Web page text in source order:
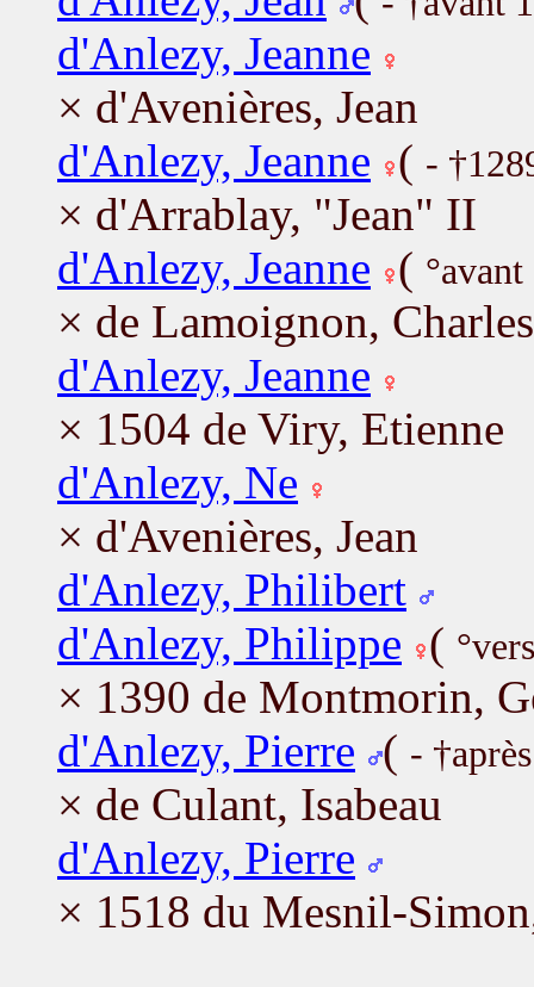
d'Anlezy, Jeanne
× d'Avenières, Jean
d'Anlezy, Jeanne ( -
× d'Arrablay, "Jean" II
d'Anlezy, Jeanne (
× de Lamoignon, Charles
d'Anlezy, Jeanne
× 1504 de Viry, Etienne
d'Anlezy, Ne
× d'Avenières, Jean
d'Anlezy, Philibert
d'Anlezy, Philippe (
× 1390 de Montmorin,
d'Anlezy, Pierre ( -
× de Culant, Isabeau
d'Anlezy, Pierre
× 1518 du Mesnil-